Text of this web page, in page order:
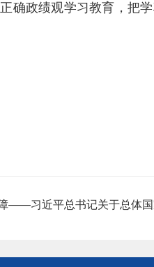
确政绩观学习教育，把
——习近平总书记关于总体